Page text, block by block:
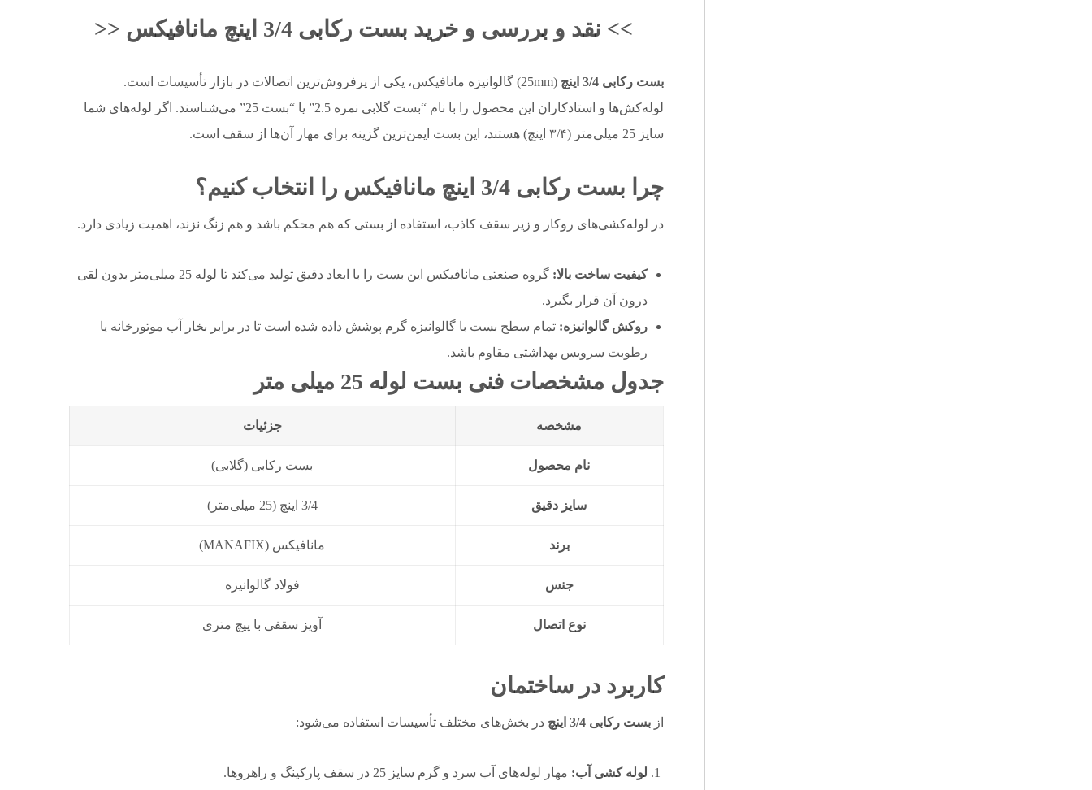
>> نقد و بررسی و خرید بست رکابی 3/4 اینچ مانافیکس <<
بست رکابی 3/4 اینچ
(25mm) گالوانیزه مانافیکس، یکی از پرفروش‌ترین اتصالات در بازار تأسیسات است.
لوله‌کش‌ها و استادکاران این محصول را با نام “بست گلابی نمره 2.5” یا “بست 25” می‌شناسند. اگر لوله‌های شما
سایز 25 میلی‌متر (۳/۴ اینچ) هستند، این بست ایمن‌ترین گزینه برای مهار آن‌ها از سقف است.
چرا بست رکابی 3/4 اینچ مانافیکس را انتخاب کنیم؟
در لوله‌کشی‌های روکار و زیر سقف کاذب، استفاده از بستی که هم محکم باشد و هم زنگ نزند، اهمیت زیادی دارد.
کیفیت ساخت بالا:
گروه صنعتی مانافیکس این بست را با ابعاد دقیق تولید می‌کند تا لوله 25 میلی‌متر بدون لقی
درون آن قرار بگیرد.
روکش گالوانیزه: تمام سطح بست با گالوانیزه گرم پوشش داده شده است تا در برابر بخار آب موتورخانه یا
رطوبت سرویس بهداشتی مقاوم باشد.
جدول مشخصات فنی بست لوله 25 میلی متر
مشخصه جزئیات
نام محصول بست رکابی (گلابی)
سایز دقیق 3/4 اینچ (25 میلی‌متر)
برند مانافیکس (MANAFIX)
جنس فولاد گالوانیزه
نوع اتصال آویز سقفی با پیچ متری
کاربرد در ساختمان
ازبست رکابی 3/4 اینچ در بخش‌های مختلف تأسیسات استفاده می‌شود:
لوله کشی آب: مهار لوله‌های آب سرد و گرم سایز 25 در سقف پارکینگ و راهروها.